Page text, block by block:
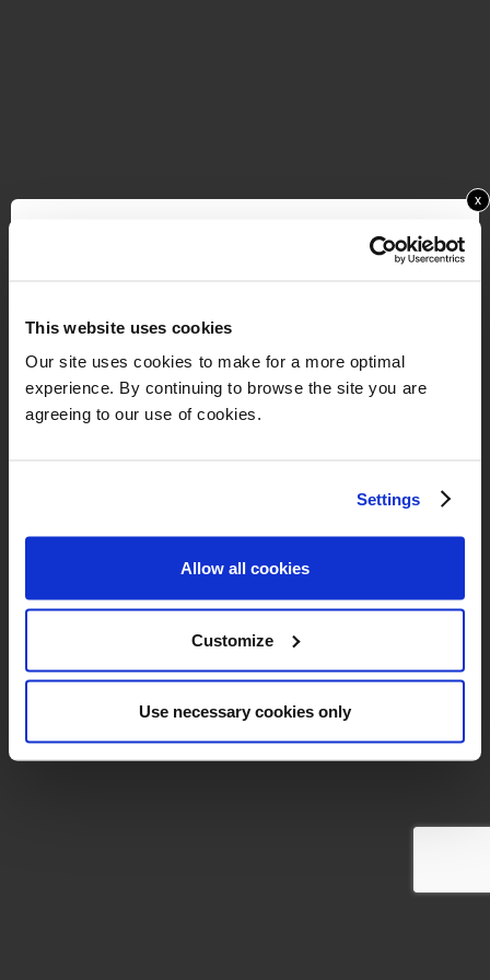
This website uses cookies
Our site uses cookies to make for a more optimal
experience. By continuing to browse the site you are
agreeing to our use of cookies.
Settings
Allow all cookies
Customize
Use necessary cookies only
auch online nur
- rufen Sie uns
aber auch immer wieder unsere Developmental
Coffee Breaks an mit unterschiedlichen Themen
aus PE & OE - hier geht es zur Anmeldung:
kkag.com/produkt/developmental-coffee-breaks
x